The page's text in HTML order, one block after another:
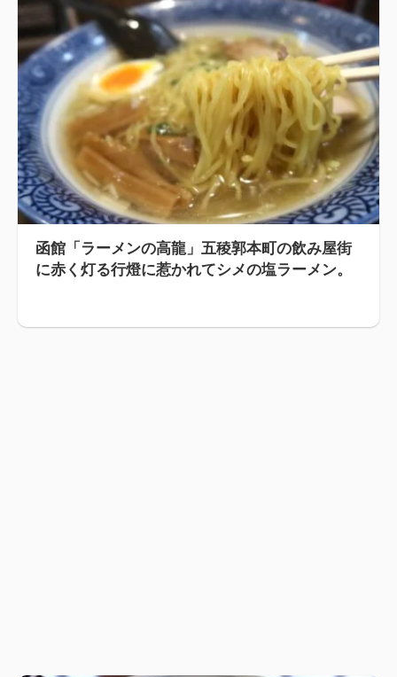
函館「ラーメンの高龍」五稜郭本町の飲み屋街
に赤く灯る行燈に惹かれてシメの塩ラーメン。